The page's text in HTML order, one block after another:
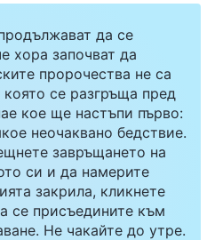
да се
хора започват да
пророчества не са
се разгръща пред
кое ще настъпи първо:
неочаквано бедствие.
завръщането на
си и да намерите
закрила, кликнете
се присъедините към
Не чакайте до утре.